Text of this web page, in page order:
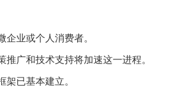
企业或个人消费者。
广和技术支持将加速这一进程。
架已基本建立。